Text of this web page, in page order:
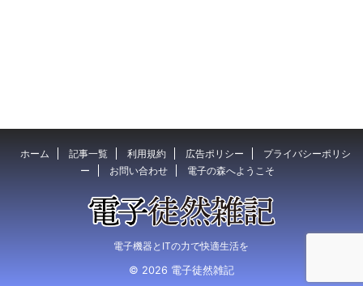
ホーム 記事一覧 利用規約 広告ポリシー
プライバシーポリシ
ー
お問い合わせ 電子の森へようこそ
電子機器とITの力で快適生活を
© 2026 電子徒然雑記